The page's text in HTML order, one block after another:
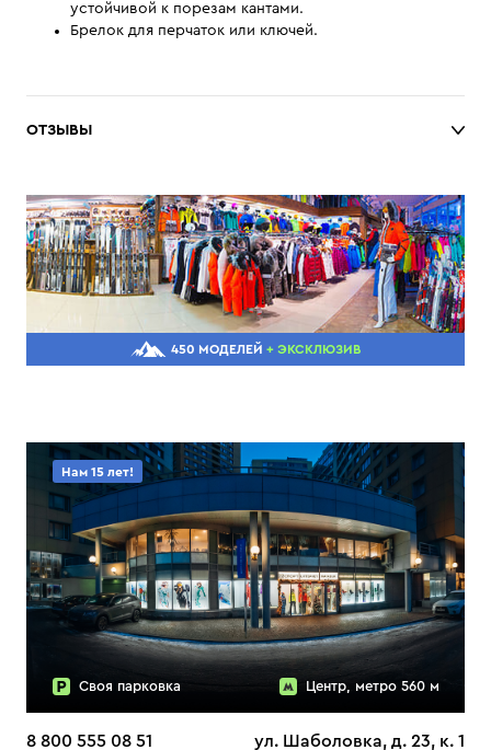
устойчивой к порезам кантами.
Брелок для перчаток или ключей.
ОТЗЫВЫ
450 МОДЕЛЕЙ + ЭКСКЛЮЗИВ
Нам 15 лет!
Своя парковка Центр, метро 560 м
8 800 555 08 51 ул. Шаболовка, д. 23, к. 1